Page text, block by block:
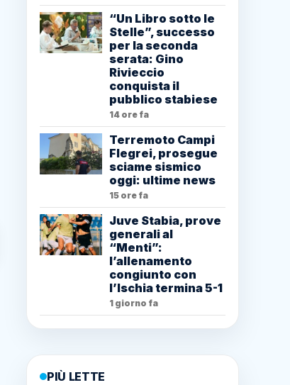
“Un Libro sotto le
Stelle”, successo
per la seconda
serata: Gino
Rivieccio
conquista il
pubblico stabiese
14 ore fa
Terremoto Campi
Flegrei, prosegue
sciame sismico
oggi: ultime news
15 ore fa
Juve Stabia, prove
generali al
“Menti”:
l’allenamento
congiunto con
l’Ischia termina 5-1
1 giorno fa
PIÙ LETTE